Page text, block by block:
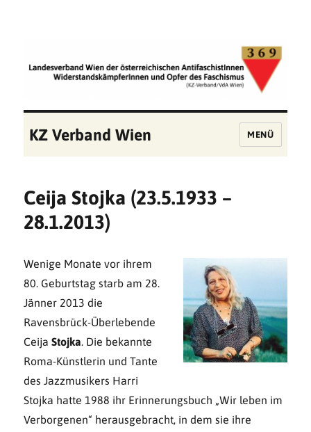
KZ Verband Wien MENÜ
Ceija Stojka (23.5.1933 –
28.1.2013)
Wenige Monate vor ihrem
80. Geburtstag starb am 28.
Jänner 2013 die
Ravensbrück-Überlebende
CeijaStojka. Die bekannte
Roma-Künstlerin und Tante
des Jazzmusikers Harri
Stojka hatte 1988 ihr Erinnerungsbuch „Wir leben im
Verborgenen“ herausgebracht, in dem sie ihre